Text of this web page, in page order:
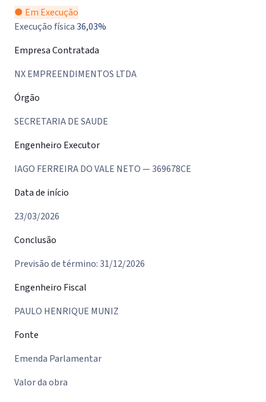
● Em Execução
Execução física36,03%
Empresa Contratada
NX EMPREENDIMENTOS LTDA
Órgão
SECRETARIA DE SAUDE
Engenheiro Executor
IAGO FERREIRA DO VALE NETO — 369678CE
Data de início
23/03/2026
Conclusão
Previsão de término: 31/12/2026
Engenheiro Fiscal
PAULO HENRIQUE MUNIZ
Fonte
Emenda Parlamentar
Valor da obra